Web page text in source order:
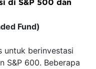
di S&P 500 dan
Fund)
untuk berinvestasi
S&P 600. Beberapa